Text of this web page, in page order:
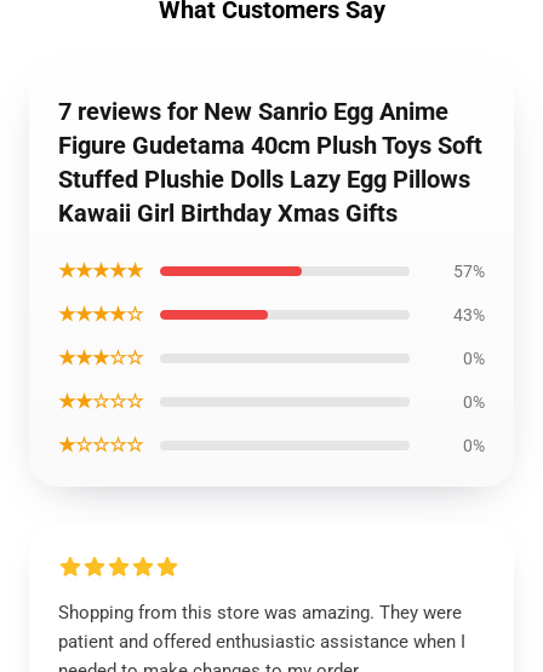
What Customers Say
7 reviews for New Sanrio Egg Anime
Figure Gudetama 40cm Plush Toys Soft
Stuffed Plushie Dolls Lazy Egg Pillows
Kawaii Girl Birthday Xmas Gifts
★★★★★ 57%
★★★★☆ 43%
★★★☆☆ 0%
★★☆☆☆ 0%
★☆☆☆☆ 0%
Shopping from this store was amazing. They were
patient and offered enthusiastic assistance when I